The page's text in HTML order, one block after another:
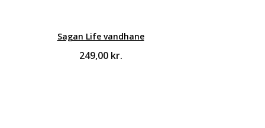
Sagan Life vandhane
249,00 kr.